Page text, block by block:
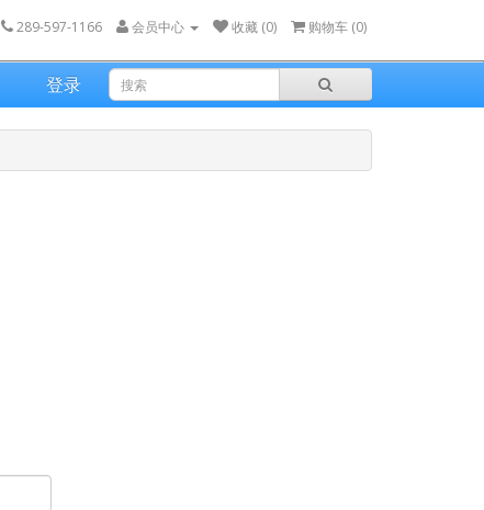
289-597-1166 会员中心 收藏 (0) 购物车 (0)
登录